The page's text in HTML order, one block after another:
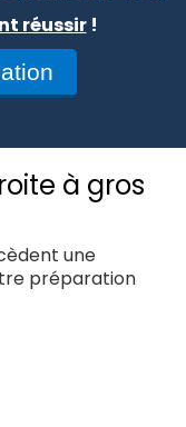
réussir!
à gros
une
préparation